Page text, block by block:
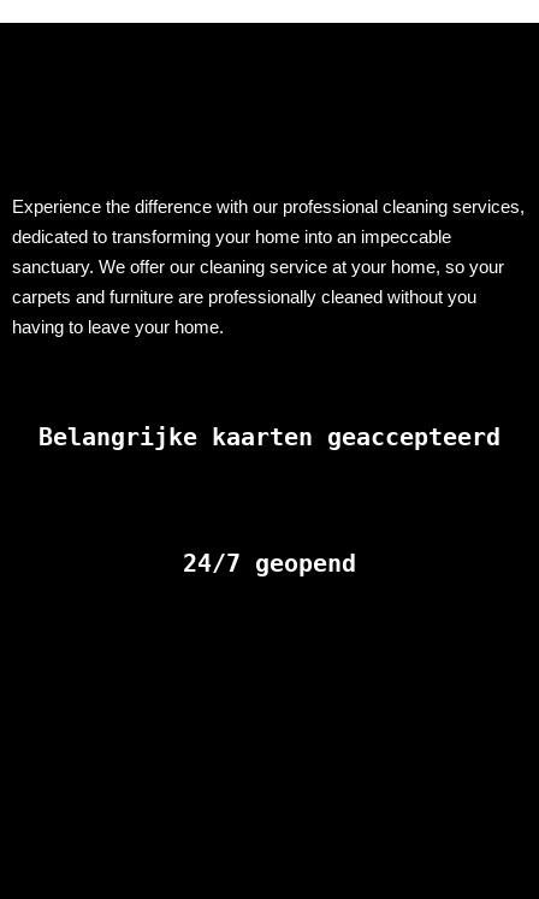
Experience the difference with our professional cleaning services,
dedicated to transforming your home into an impeccable
sanctuary. We offer our cleaning service at your home, so your
carpets and furniture are professionally cleaned without you
having to leave your home.
Belangrijke kaarten geaccepteerd
24/7 geopend